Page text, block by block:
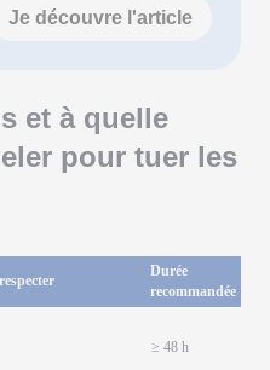
Je découvre l'article
et à quelle
pour tuer les
Durée
recommandée
≥ 48 h